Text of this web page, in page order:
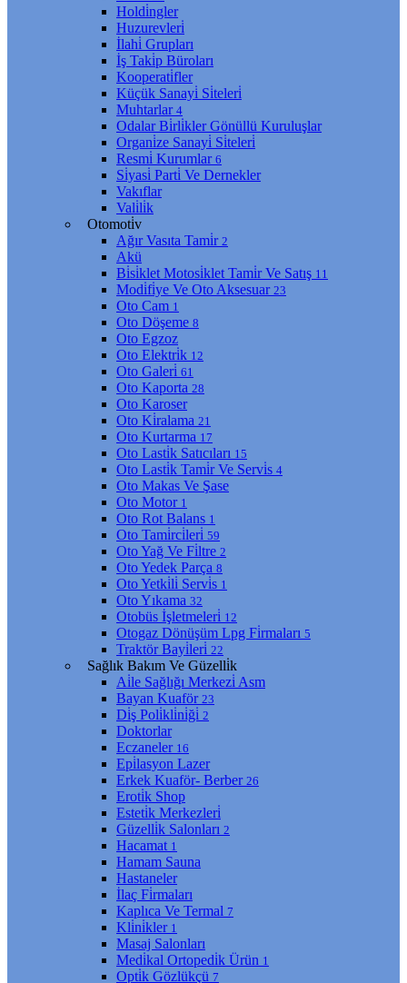
Holdi̇ngler
Huzurevleri̇
İlahi̇ Grupları
İş Taki̇p Büroları
Kooperati̇fler
Küçük Sanayi̇ Si̇teleri̇
Muhtarlar 4
Odalar Bi̇rli̇kler Gönüllü Kuruluşlar
Organi̇ze Sanayi̇ Si̇teleri̇
Resmi̇ Kurumlar 6
Si̇yasi̇ Parti̇ Ve Dernekler
Vakıflar
Vali̇li̇k
Otomoti̇v
Ağır Vasıta Tami̇r 2
Akü
Bi̇si̇klet Motosi̇klet Tami̇r Ve Satış 11
Modi̇fi̇ye Ve Oto Aksesuar 23
Oto Cam 1
Oto Döşeme 8
Oto Egzoz
Oto Elektri̇k 12
Oto Galeri̇ 61
Oto Kaporta 28
Oto Karoser
Oto Ki̇ralama 21
Oto Kurtarma 17
Oto Lasti̇k Satıcıları 15
Oto Lasti̇k Tami̇r Ve Servi̇s 4
Oto Makas Ve Şase
Oto Motor 1
Oto Rot Balans 1
Oto Tami̇rci̇leri̇ 59
Oto Yağ Ve Fi̇ltre 2
Oto Yedek Parça 8
Oto Yetki̇li̇ Servi̇s 1
Oto Yıkama 32
Otobüs İşletmeleri̇ 12
Otogaz Dönüşüm Lpg Fi̇rmaları 5
Traktör Bayi̇leri̇ 22
Sağlık Bakım Ve Güzelli̇k
Ai̇le Sağlığı Merkezi̇ Asm
Bayan Kuaför 23
Di̇ş Poli̇kli̇ni̇ği̇ 2
Doktorlar
Eczaneler 16
Epi̇lasyon Lazer
Erkek Kuaför- Berber 26
Eroti̇k Shop
Esteti̇k Merkezleri̇
Güzelli̇k Salonları 2
Hacamat 1
Hamam Sauna
Hastaneler
İlaç Fi̇rmaları
Kaplıca Ve Termal 7
Kli̇ni̇kler 1
Masaj Salonları
Medi̇kal Ortopedi̇k Ürün 1
Opti̇k Gözlükçü 7